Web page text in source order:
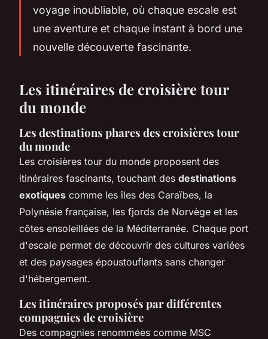
voyage inoubliable, où chaque escale est
une aventure et chaque instant à bord une
nouvelle découverte fascinante.
Les itinéraires de croisière tour
du monde
Les destinations phares des croisières tour
du monde
Les croisières tour du monde proposent des
itinéraires fascinants, touchant des destinations
exotiques comme les îles des Caraïbes, la
Polynésie française, les fjords de Norvège et les
côtes ensoleillées de la Méditerranée. Chaque port
d'escale permet de découvrir des cultures variées
et des paysages époustouflants sans changer
d'hébergement.
Les itinéraires proposés par différentes
compagnies de croisière
Des compagnies renommées comme MSC